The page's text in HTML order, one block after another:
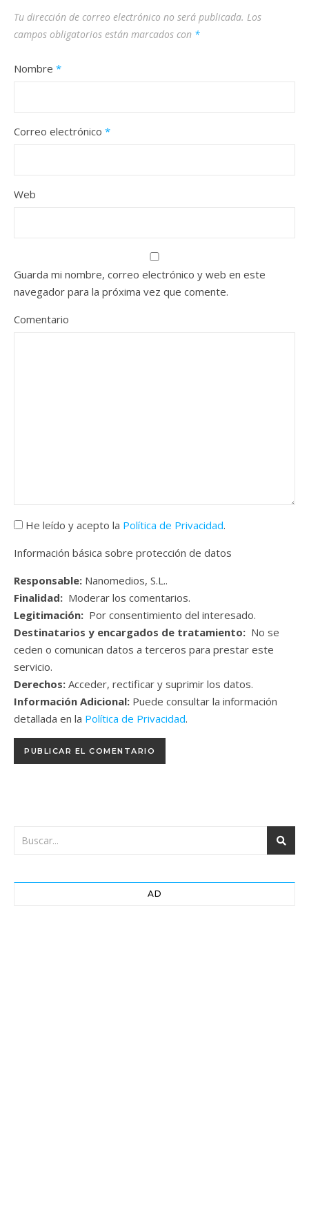
Tu dirección de correo electrónico no será publicada. Los
campos obligatorios están marcados con *
Nombre *
Correo electrónico *
Web
Guarda mi nombre, correo electrónico y web en este
navegador para la próxima vez que comente.
Comentario
He leído y acepto la Política de Privacidad.
Información básica sobre protección de datos
Responsable: Nanomedios, S.L..
Finalidad: Moderar los comentarios.
Legitimación: Por consentimiento del interesado.
Destinatarios y encargados de tratamiento: No se
ceden o comunican datos a terceros para prestar este
servicio.
Derechos: Acceder, rectificar y suprimir los datos.
Información Adicional: Puede consultar la información
detallada en la Política de Privacidad.
AD